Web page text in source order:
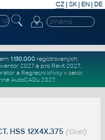
CZ | SK| EN | DE
1.130.000registrovaných
2027a pro Revit 2027.
a Regresní křivkyv sekci
AutoCADu 2027.
HSS 12X4X.375 (Ocel)